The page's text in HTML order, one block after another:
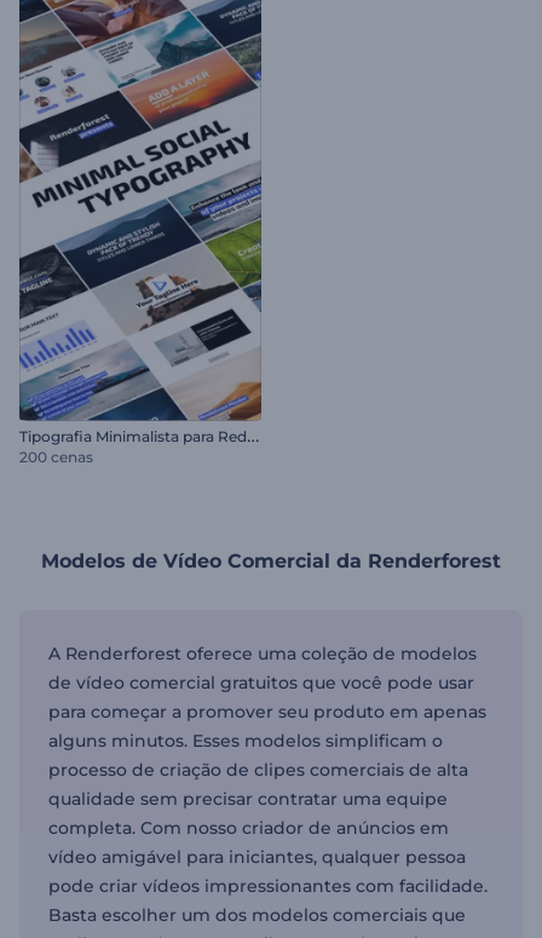
T
ipografia Minimalista para Redes Sociais
200 cenas
Modelos de Vídeo Comercial da Renderforest
A Renderforest oferece uma coleção de modelos
de vídeo comercial gratuitos que você pode usar
para começar a promover seu produto em apenas
alguns minutos. Esses modelos simplificam o
processo de criação de clipes comerciais de alta
qualidade sem precisar contratar uma equipe
completa. Com nosso criador de anúncios em
vídeo amigável para iniciantes, qualquer pessoa
pode criar vídeos impressionantes com facilidade.
Basta escolher um dos modelos comerciais que